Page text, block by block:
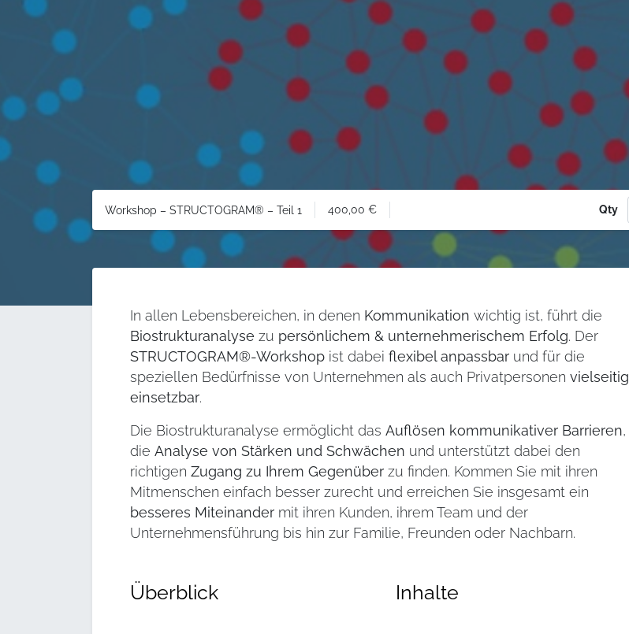
Workshop – STRUCTOGRAM® – Teil 1 400,00 € Qty
In allen Lebensbereichen, in denen Kommunikation wichtig ist, führt die
Biostrukturanalyse zu persönlichem & unternehmerischem Erfolg. Der
STRUCTOGRAM®-Workshop ist dabei flexibel anpassbar und für die
speziellen Bedürfnisse von Unternehmen als auch Privatpersonen vielseitig
einsetzbar.
Die Biostrukturanalyse ermöglicht das Auflösen kommunikativer Barrieren,
die Analyse von Stärken und Schwächen und unterstützt dabei den
richtigen Zugang zu Ihrem Gegenüber zu finden. Kommen Sie mit ihren
Mitmenschen einfach besser zurecht und erreichen Sie insgesamt ein
besseres Miteinander mit ihren Kunden, ihrem Team und der
Unternehmensführung bis hin zur Familie, Freunden oder Nachbarn.
Überblick Inhalte